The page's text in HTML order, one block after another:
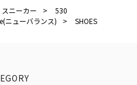
スニーカー >
530
ニューバランス) >
SHOES